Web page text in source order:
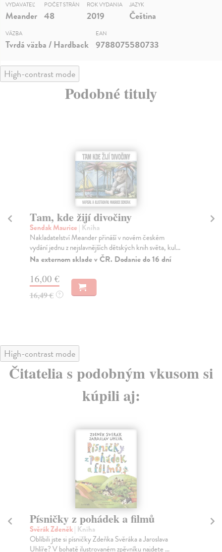
VYDAVATEĽ
Meander
POČET STRÁN
48
ROK VYDANIA
2019
JAZYK
Čeština
VÄZBA
Tvrdá väzba / Hardback
EAN
9788075580733
High-contrast mode
Podobné tituly
Tam, kde žijí divočiny
Sendak Maurice | Kniha
Nakladatelství Meander přináší v novém českém
vydání jednu z nejslavnějších dětských knih světa, kul...
Na externom sklade v ČR. Dodanie do 16 dní
16,00 €
16,49 € ?
High-contrast mode
Čitatelia s podobným vkusom si
kúpili aj:
Písničky z pohádek a filmů
Svěrák Zdeněk| Kniha
Oblíbili jste si písničky Zdeňka Svěráka a Jaroslava
Uhlíře? V bohatě ilustrovaném zpěvníku najdete ...